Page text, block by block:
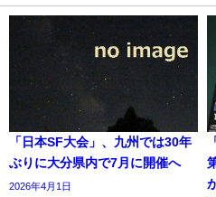
「日本SF大会」、九州では30年
ぶりに大分県内で7月に開催へ
2026年4月1日